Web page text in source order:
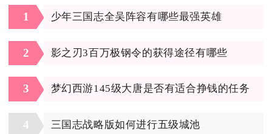
1 少年三国志全吴阵容有哪些最强英雄
2 影之刃3百万极钢令的获得途径有哪些
3 梦幻西游145级大唐是否有适合挣钱的任务
4 三国志战略版如何进行五级城池